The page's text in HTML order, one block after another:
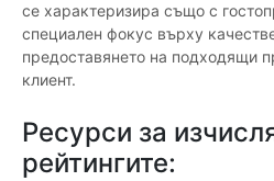
се характеризира също с
специален фокус върху
предоставянето на подходящи
клиент.
Ресурси за
рейтингите: